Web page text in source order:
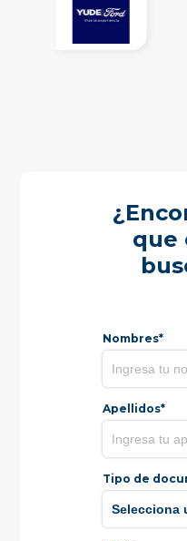
que
Nombres*
Apellidos*
Tipo de